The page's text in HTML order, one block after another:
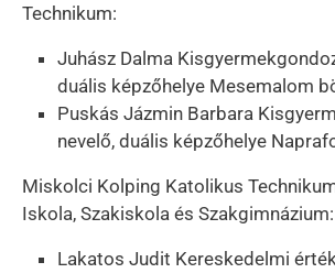
Technikum:
Juhász Dalma
duális képzőhelye Mesemalom
Puskás Jázmin Barbara
nevelő, duális képzőhelye
Miskolci Kolping Katolikus
Iskola, Szakiskola és Szakgimnázium:
Lakatos Judit Kereskedelmi